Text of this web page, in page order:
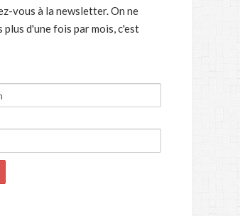
vous à la newsletter. On ne
plus d'une fois par mois, c'est